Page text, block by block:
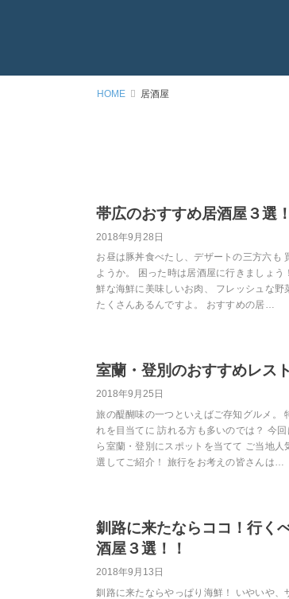
HOME 居酒屋
帯広のおすすめ居酒屋３選
2018年9月28日
お昼は豚丼食べたし、デザートの三方六も
ようか。 困った時は居酒屋に行きましょう
鮮な海鮮に美味しいお肉、 フレッシュな野
たくさんあるんですよ。 おすすめの居…
室蘭・登別のおすすめレス
2018年9月25日
旅の醍醐味の一つといえばご存知グルメ。
れを目当てに 訪れる方も多いのでは？ 今
ら室蘭・登別にスポットを当てて ご当地人
選してご紹介！ 旅行をお考えの皆さんは…
釧路に来たならココ！行く
酒屋３選！！
2018年9月13日
釧路に来たならやっぱり海鮮！ いやいや、